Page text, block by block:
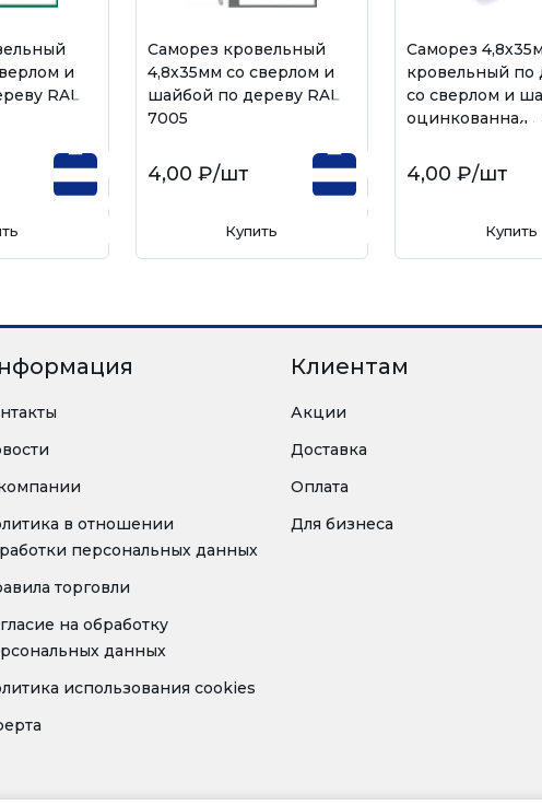
и
RAL
Саморез кровельный
4,8х35мм со сверлом и
шайбой по дереву RAL
7005
4,00 ₽/шт
Купить
Саморез
кровельный по
со сверлом и
оцинкованная
4,00 ₽/шт
Купить
в отношении
персональных данных
торговли
на обработку
данных
использования cookies
Клиентам
Акции
Доставка
Оплата
Для бизнеса